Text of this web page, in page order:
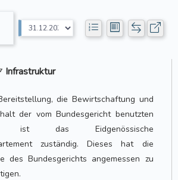
Infrastruktur
die Bewirtschaftung und
der vom Bundes­gericht benutzten
ist das Eidgenössische
zuständig. Dieses hat die
des Bundesgerichts angemessen zu